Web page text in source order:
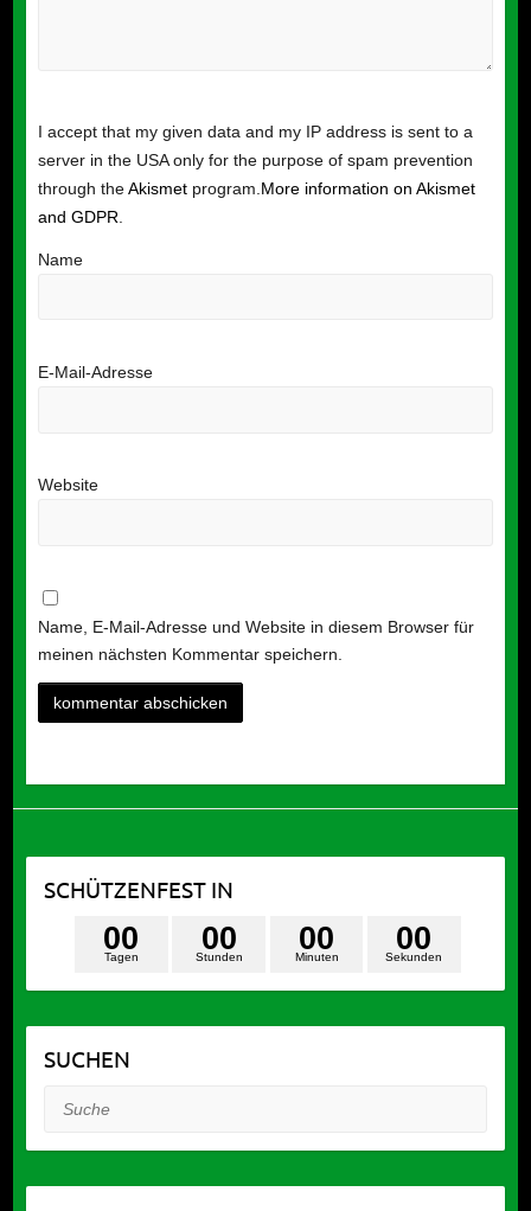
I accept that my given data and my IP address is sent to a
server in the USA only for the purpose of spam prevention
through theAkismetprogram. More information on Akismet
and GDPR
Name
E-Mail-Adresse
Website
Name, E-Mail-Adresse und Website in diesem Browser für
meinen nächsten Kommentar speichern.
SCHÜTZENFEST IN
Tagen
00
Stunden
00
Minuten
00
Sekunden
00
SUCHEN
Suche